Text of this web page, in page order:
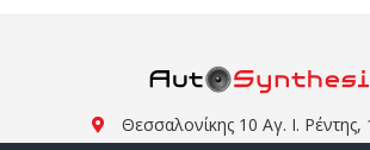
Θεσσαλονίκης 10 Αγ. Ι. Ρέντης,